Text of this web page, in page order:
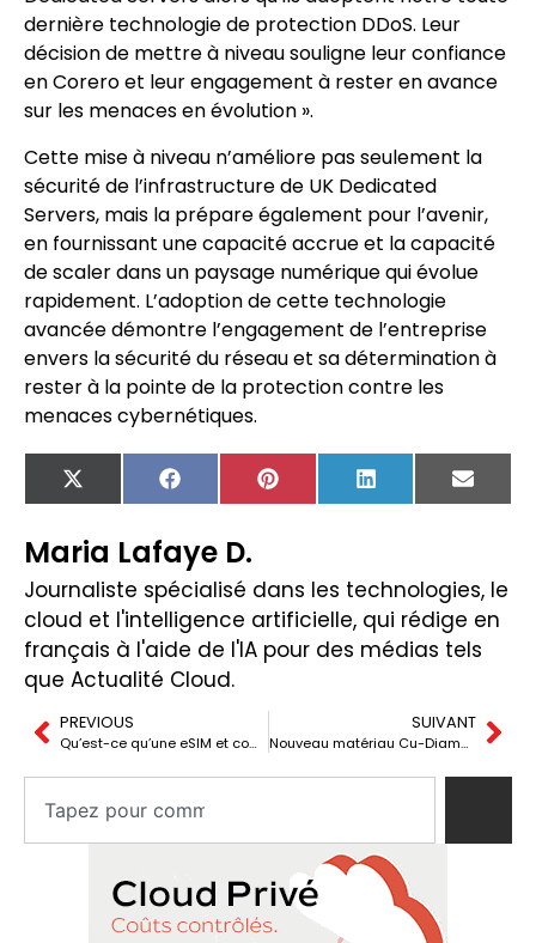
dernière technologie de protection DDoS. Leur
décision de mettre à niveau souligne leur confiance
en Corero et leur engagement à rester en avance
sur les menaces en évolution ».
Cette mise à niveau n’améliore pas seulement la
sécurité de l’infrastructure de UK Dedicated
Servers, mais la prépare également pour l’avenir,
en fournissant une capacité accrue et la capacité
de scaler dans un paysage numérique qui évolue
rapidement. L’adoption de cette technologie
avancée démontre l’engagement de l’entreprise
envers la sécurité du réseau et sa détermination à
rester à la pointe de la protection contre les
menaces cybernétiques.
X
(Twitter)
FacebookPinterest LinkedIn Email
Maria Lafaye D.
Journaliste spécialisé dans les technologies, le
cloud et l'intelligence artificielle, qui rédige en
français à l'aide de l'IA pour des médias tels
que Actualité Cloud.
PREVIOUS
Qu’est-ce qu’une eSIM et comment fonctionne-t-elle dans les téléphones modernes ?
SUIVANT
Nouveau matériau Cu-Diamond d’Element Six révolutionne la gestion thermique dans les semi-conducteurs